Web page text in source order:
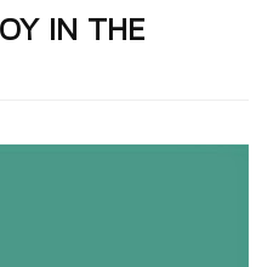
IN THE